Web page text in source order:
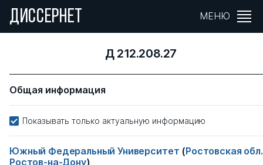
ДИССЕРНЕТ МЕНЮ
Д 212.208.27
Общая информация
Показывать только актуальную информацию
Южный Федеральный Университет (Ростовская
Ростов-на-Дону)